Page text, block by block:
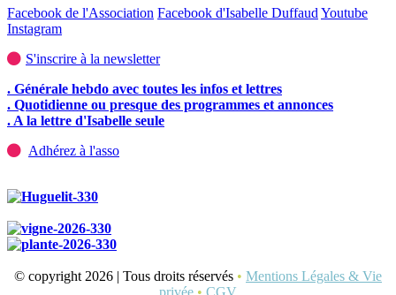
Facebook de l'Association Facebook d'Isabelle Duffaud Youtube
Instagram
S'inscrire à la newsletter
. Générale hebdo avec toutes les infos et lettres
. Quotidienne ou presque des programmes et annonces
. A la lettre d'Isabelle seule
Adhérez à l'asso
© copyright 2026 | Tous droits réservés • Mentions Légales & Vie